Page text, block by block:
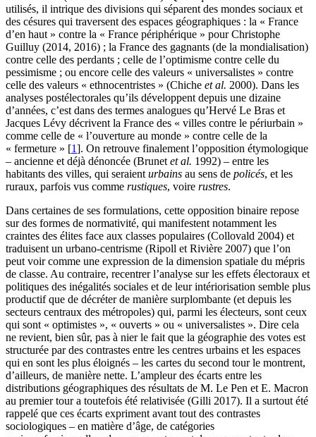
utilisés, il intrique des divisions qui séparent des mondes sociaux et
des césures qui traversent des espaces géographiques : la « France
d’en haut » contre la « France périphérique » pour Christophe
Guilluy (2014, 2016) ; la France des gagnants (de la mondialisation)
contre celle des perdants ; celle de l’optimisme contre celle du
pessimisme ; ou encore celle des valeurs « universalistes » contre
celle des valeurs « ethnocentristes » (Chiche et al. 2000). Dans les
analyses postélectorales qu’ils développent depuis une dizaine
d’années, c’est dans des termes analogues qu’Hervé Le Bras et
Jacques Lévy décrivent la France des « villes contre le périurbain »
comme celle de « l’ouverture au monde » contre celle de la
« fermeture » [1]. On retrouve finalement l’opposition étymologique
– ancienne et déjà dénoncée (Brunet et al. 1992) – entre les
habitants des villes, qui seraient urbains au sens de policés, et les
ruraux, parfois vus comme rustiques, voire rustres.
Dans certaines de ses formulations, cette opposition binaire repose
sur des formes de normativité, qui manifestent notamment les
craintes des élites face aux classes populaires (Collovald 2004) et
traduisent un urbano-centrisme (Ripoll et Rivière 2007) que l’on
peut voir comme une expression de la dimension spatiale du mépris
de classe. Au contraire, recentrer l’analyse sur les effets électoraux et
politiques des inégalités sociales et de leur intériorisation semble plus
productif que de décréter de manière surplombante (et depuis les
secteurs centraux des métropoles) qui, parmi les électeurs, sont ceux
qui sont « optimistes », « ouverts » ou « universalistes ». Dire cela
ne revient, bien sûr, pas à nier le fait que la géographie des votes est
structurée par des contrastes entre les centres urbains et les espaces
qui en sont les plus éloignés – les cartes du second tour le montrent,
d’ailleurs, de manière nette. L’ampleur des écarts entre les
distributions géographiques des résultats de M. Le Pen et E. Macron
au premier tour a toutefois été relativisée (Gilli 2017). Il a surtout été
rappelé que ces écarts expriment avant tout des contrastes
sociologiques – en matière d’âge, de catégories